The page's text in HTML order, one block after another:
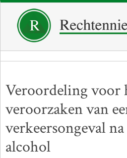
Veroordeling voor
veroorzaken van
verkeersongeval
alcohol